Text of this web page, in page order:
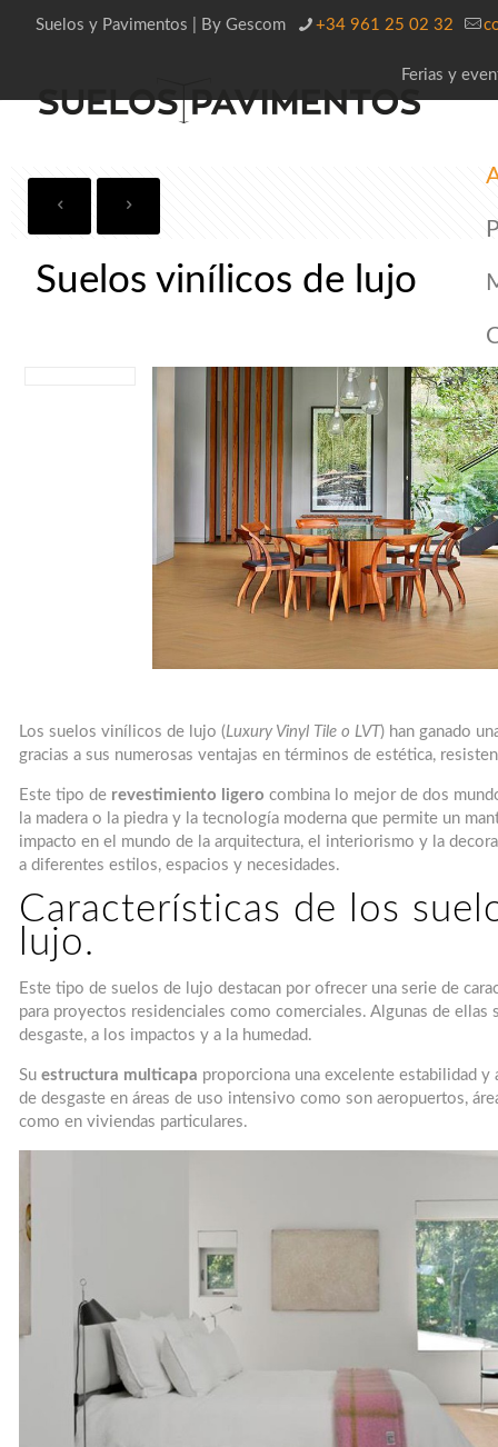
Suelos y Pavimentos | By Gescom +34 961 25 02 32
Ferias y
Suelos vinílicos de lujo
Los suelos vinílicos de lujo (Luxury Vinyl Tile o LVT ) han ganado
gracias a sus numerosas ventajas en términos de estética,
Este tipo de revestimiento ligero combina lo mejor de dos
la madera o la piedra y la tecnología moderna que permite un
impacto en el mundo de la arquitectura, el interiorismo y la
a diferentes estilos, espacios y necesidades.
Características de los
lujo.
Este tipo de suelos de lujo destacan por ofrecer una serie de
para proyectos residenciales como comerciales. Algunas de ellas
desgaste, a los impactos y a la humedad.
Suestructura multicapa proporciona una excelente estabilidad
de desgaste en áreas de uso intensivo como son aeropuertos,
como en viviendas particulares.